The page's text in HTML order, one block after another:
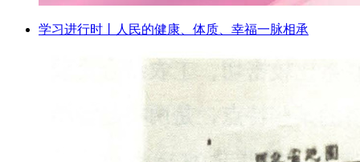
学习进行时丨人民的健康、体质、幸福一脉相承